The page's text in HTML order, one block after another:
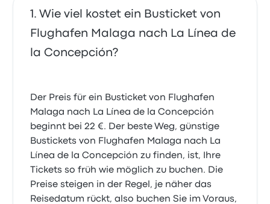
Wie viel kostet ein Busticket von
Flughafen Malaga nach La Línea de
la Concepción?
Der Preis für ein Busticket von Flughafen
Malaga nach La Línea de la Concepción
beginnt bei 22 €. Der beste Weg, günstige
Bustickets von Flughafen Malaga nach La
Línea de la Concepción zu finden, ist, Ihre
Tickets so früh wie möglich zu buchen. Die
Preise steigen in der Regel, je näher das
Reisedatum rückt, also buchen Sie im Voraus,